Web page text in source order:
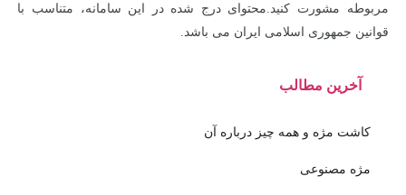
مربوطه مشورت کنید.محتوای درج شده در این سامانه، متناسب با
قوانین جمهوری اسلامی ایران می باشد.
آخرین مطالب
کاشت مژه و همه چیز درباره آن
مژه مصنوعی